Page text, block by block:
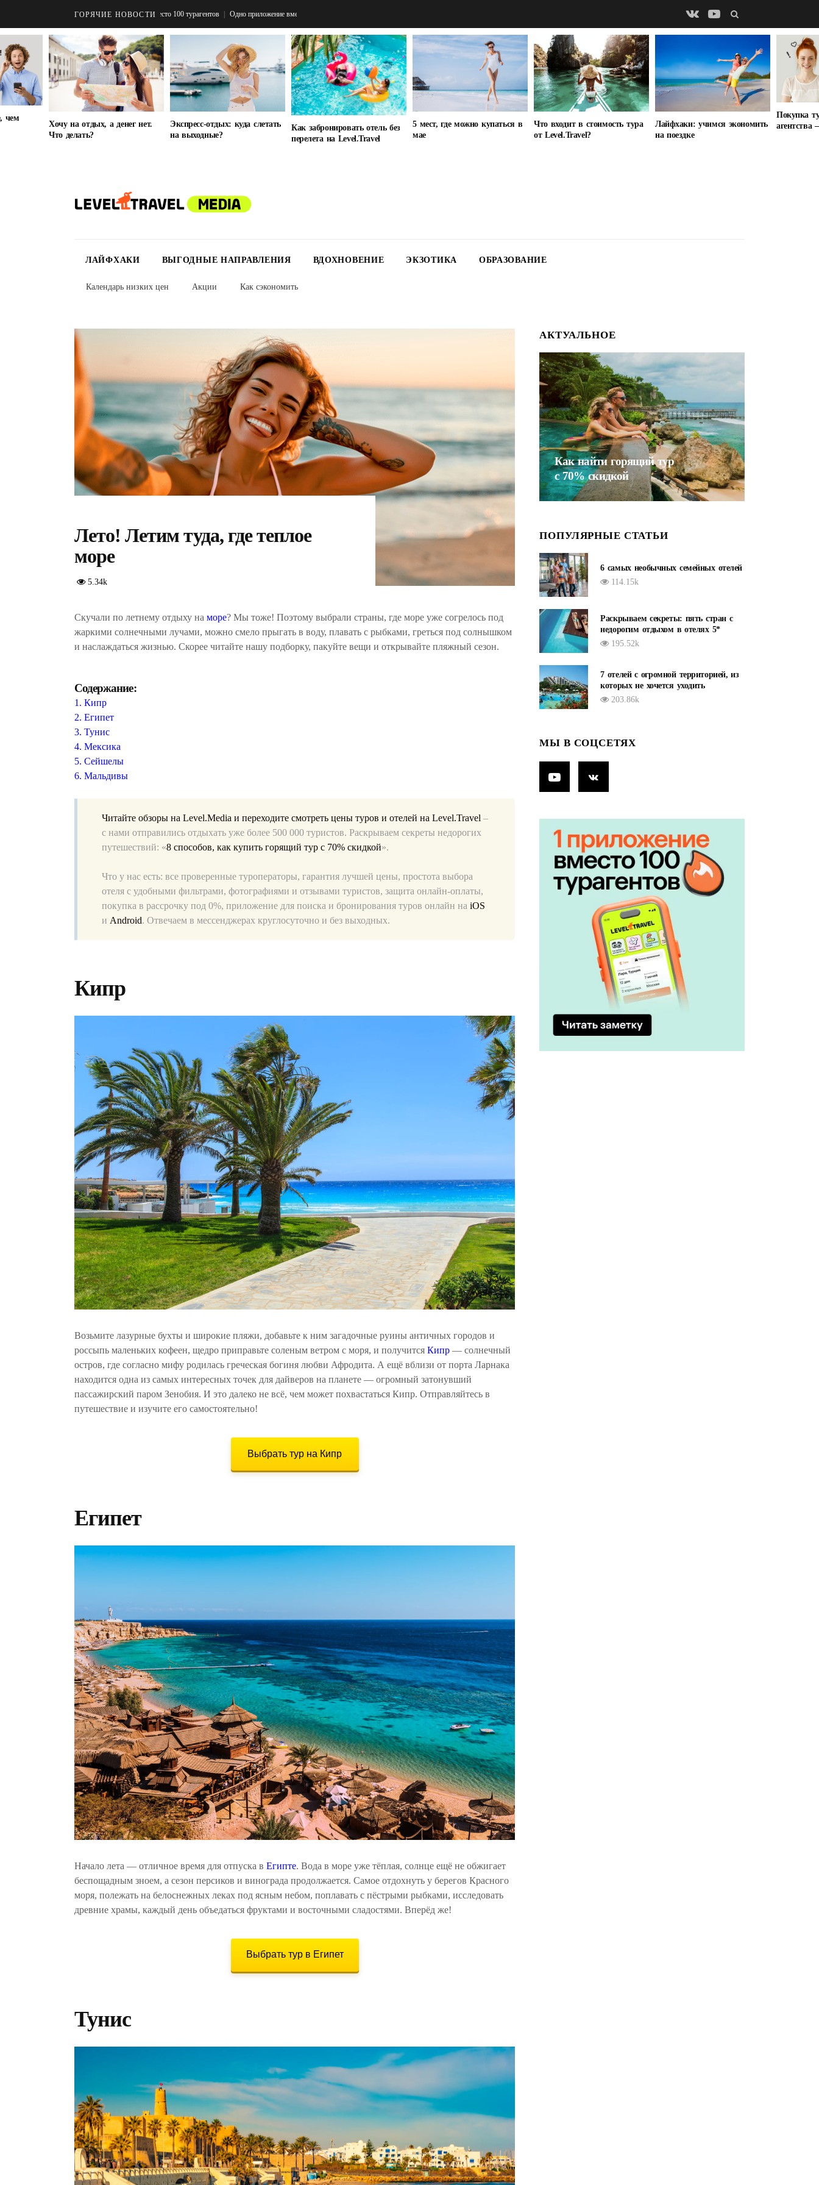
ГОРЯЧИЕ НОВОСТИ
Одно приложение вместо 100 турагентов Одно приложение вместо 100 турагентов
чем
Хочу на отдых, а денег нет.
Что делать?
Экспресс-отдых: куда слетать
на выходные?
Как забронировать отель без
перелета на Level.Travel
5 мест, где можно купаться в
мае
Что входит в стоимость тура
от Level.Travel?
Лайфхаки: учимся экономить
на поездке
Покупка
агентства
ЛАЙФХАКИ ВЫГОДНЫЕ НАПРАВЛЕНИЯ ВДОХНОВЕНИЕ ЭКЗОТИКА ОБРАЗОВАНИЕ
Календарь низких цен Акции Как сэкономить
Лето! Летим туда, где теплое
море
5.34k
Скучали по летнему отдыху на море? Мы тоже! Поэтому выбрали страны, где море уже согрелось под
жаркими солнечными лучами, можно смело прыгать в воду, плавать с рыбками, греться под солнышком
и наслаждаться жизнью. Скорее читайте нашу подборку, пакуйте вещи и открывайте пляжный сезон.
Содержание:
1. Кипр
2. Египет
3. Тунис
4. Мексика
5. Сейшелы
6. Мальдивы
Читайте обзоры на Level.Media и переходите смотреть цены туров и отелей на Level.Travel –
с нами отправились отдыхать уже более 500 000 туристов. Раскрываем секреты недорогих
путешествий: «8 способов, как купить горящий тур с 70% скидкой».
Что у нас есть: все проверенные туроператоры, гарантия лучшей цены, простота выбора
отеля с удобными фильтрами, фотографиями и отзывами туристов, защита онлайн-оплаты,
покупка в рассрочку под 0%, приложение для поиска и бронирования туров онлайн на iOS
и Android. Отвечаем в меcсенджерах круглосуточно и без выходных.
Кипр
Возьмите лазурные бухты и широкие пляжи, добавьте к ним загадочные руины античных городов и
россыпь маленьких кофеен, щедро приправьте соленым ветром с моря, и получится Кипр — солнечный
остров, где согласно мифу родилась греческая богиня любви Афродита. А ещё вблизи от порта Ларнака
находится одна из самых интересных точек для дайверов на планете — огромный затонувший
пассажирский паром Зенобия. И это далеко не всё, чем может похвастаться Кипр. Отправляйтесь в
путешествие и изучите его самостоятельно!
Выбрать тур на Кипр
Египет
Начало лета — отличное время для отпуска в Египте. Вода в море уже тёплая, солнце ещё не обжигает
беспощадным зноем, а сезон персиков и винограда продолжается. Самое отдохнуть у берегов Красного
моря, полежать на белоснежных леках под ясным небом, поплавать с пёстрыми рыбками, исследовать
древние храмы, каждый день объедаться фруктами и восточными сладостями. Вперёд же!
Выбрать тур в Египет
Тунис
АКТУАЛЬНОЕ
Как найти горящий тур
с 70% скидкой
ПОПУЛЯРНЫЕ СТАТЬИ
6 самых необычных семейных отелей
114.15k
Раскрываем секреты: пять стран с
недорогим отдыхом в отелях 5*
195.52k
7 отелей с огромной территорией, из
которых не хочется уходить
203.86k
МЫ В СОЦСЕТЯХ